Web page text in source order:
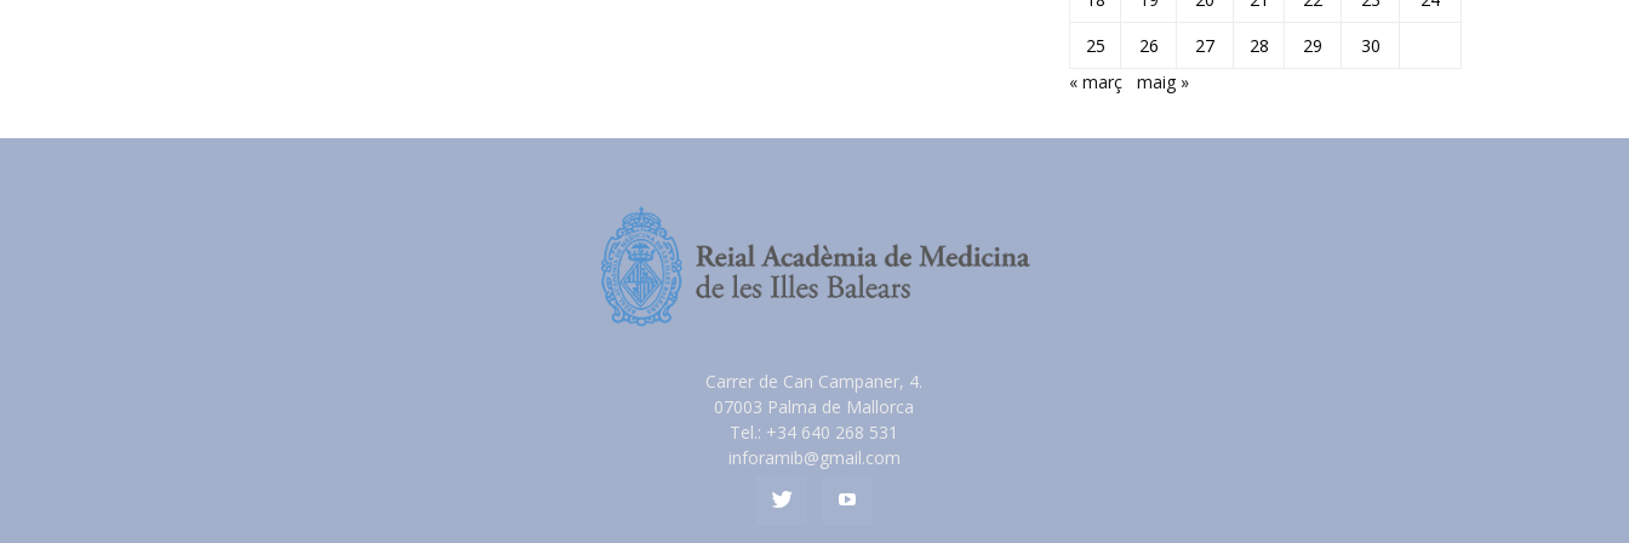
25
26 27 28 29
30
« març
maig »
Carrer de Can Campaner, 4.
07003 Palma de Mallorca
Tel.: +34 640 268 531
inforamib@gmail.com